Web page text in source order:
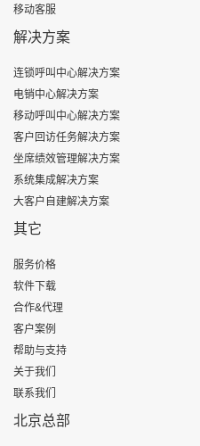
移动客服
解决方案
连锁呼叫中心解决方案
电销中心解决方案
移动呼叫中心解决方案
客户回访任务解决方案
坐席绩效管理解决方案
系统集成解决方案
大客户自建解决方案
其它
服务价格
软件下载
合作&代理
客户案例
帮助与支持
关于我们
联系我们
北京总部